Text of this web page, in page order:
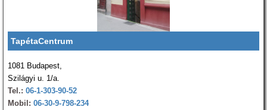
TapétaCentrum
1081 Budapest,
Szilágyi u. 1/a.
Tel.: 06-1-303-90-52
Mobil: 06-30-9-798-234